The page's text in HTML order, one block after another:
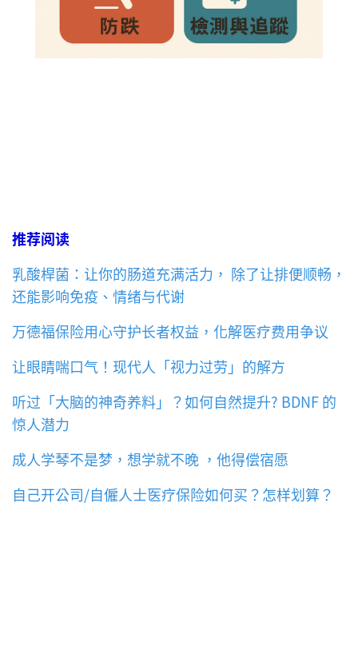
推荐阅读
乳酸桿菌：让你的肠道充满活力， 除了让排便顺畅，
还能影响免疫、情绪与代谢
万德福保险用心守护长者权益，化解医疗费用争议
让眼睛喘口气！现代人「视力过劳」的解方
听过「大脑的神奇养料」？如何自然提升? BDNF 的
惊人潜力
成人学琴不是梦，想学就不晚 ，他得偿宿愿
自己开公司/自僱人士医疗保险如何买？怎样划算？